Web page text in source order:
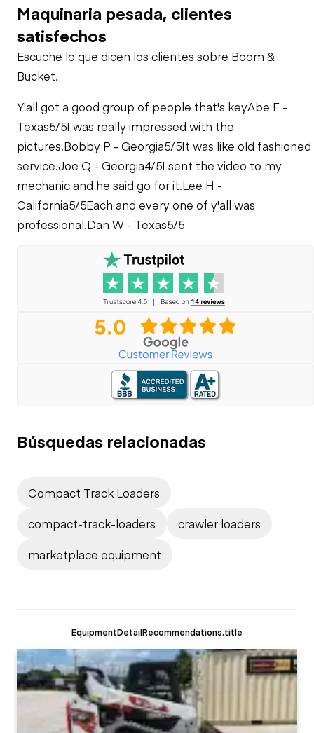
Verificación de
Función Limitada
Fugas de
Combustible
Fugas del Sistema
de Refrigeración
Función Limitada
(Tren de Potencia-
Riel)
Función Limitada
Hidráulica
Verificación de
Función Limitada
Maquinaria pesada, clientes
satisfechos
Escuche lo que dicen los clientes sobre Boom &
Bucket.
Y'all got a good group of people that's keyAbe F -
Texas5/5I was really impressed with the
pictures.Bobby P - Georgia5/5It was like old fashioned
service.Joe Q - Georgia4/5I sent the video to my
mechanic and he said go for it.Lee H -
California5/5Each and every one of y'all was
professional.Dan W - Texas5/5
Búsquedas relacionadas
Compact Track Loaders
compact-track-loaders
crawler loaders
marketplace equipment
EquipmentDetailRecommendations.title